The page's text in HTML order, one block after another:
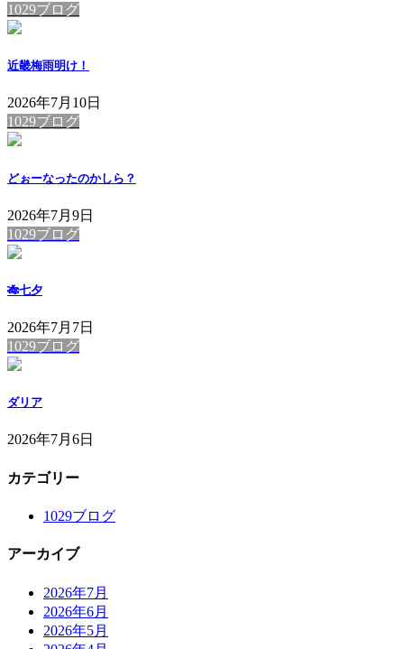
1029ブログ
近畿梅雨明け！
2026年7月10日
1029ブログ
どぉーなったのかしら？
2026年7月9日
1029ブログ
🎋七夕
2026年7月7日
1029ブログ
ダリア
2026年7月6日
カテゴリー
1029ブログ
アーカイブ
2026年7月
2026年6月
2026年5月